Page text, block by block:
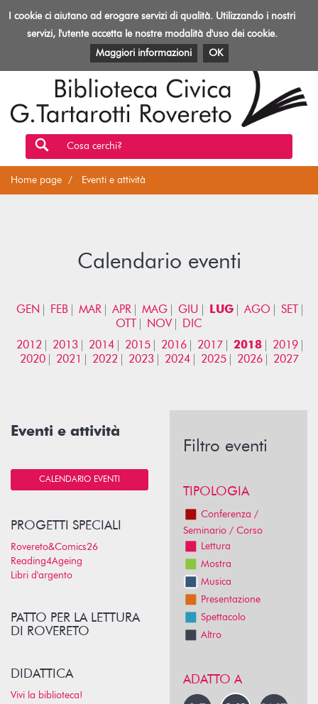
Toggle
Biblioteca
Rovereto
EVENTI E ATTIVITÀ PATRIMONIO E RISORSE
Cosa cerchi?
Home page Eventi e attività
Calendario eventi
GEN FEB MAR APR MAG GIU LUG AGO
SET
OTT
NOV
DIC
2012
2013 2014 2015 2016 2017 2018
2019
2020
2021 2022 2023 2024 2025 2026 2027
Eventi e attività
CALENDARIO EVENTI
PROGETTI SPECIALI
Rovereto&Comics26
Reading4Ageing
Libri d'argento
PATTO PER LA LETTURA
DI ROVERETO
DIDATTICA
Vivi la biblioteca!
Filtro eventi
TIPOLOGIA
Conferenza /
Seminario / Corso
Lettura
Mostra
Musica
Presentazione
Spettacolo
Altro
ADATTO A
I cookie ci aiutano ad erogare servizi di qualità. Utilizzando i nostri
servizi, l'utente accetta le nostre modalità d'uso dei cookie.
Maggiori informazioni
OK